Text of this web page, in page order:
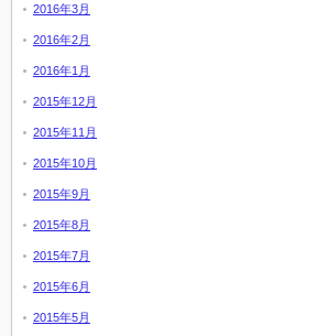
2016年3月
2016年2月
2016年1月
2015年12月
2015年11月
2015年10月
2015年9月
2015年8月
2015年7月
2015年6月
2015年5月